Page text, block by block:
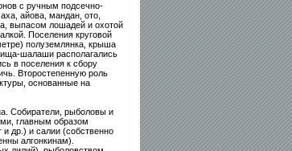
с ручным подсечно-
айова, мандан, ото,
выпасом лошадей и охотой
Поселения круговой
полуземлянка, крыша
шалаши располагались
в поселения к сбору
Второстепенную роль
основанные на
Собиратели, рыболовы и
главным образом
др.) и салии (собственно
алгонкинам).